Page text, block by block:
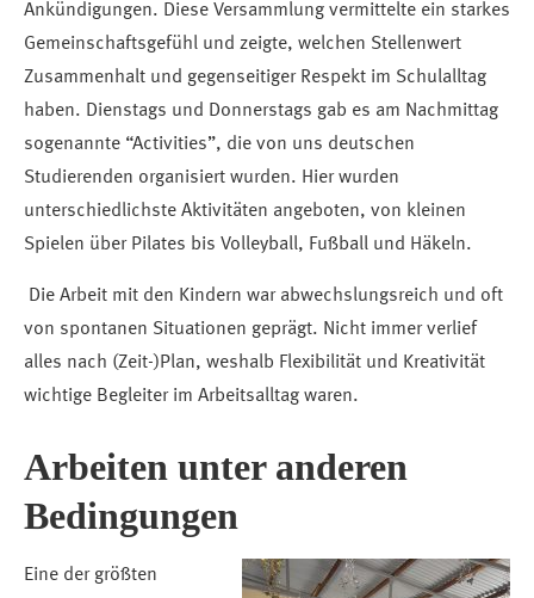
Ankündigungen. Diese Versammlung vermittelte ein starkes
Gemeinschaftsgefühl und zeigte, welchen Stellenwert
Zusammenhalt und gegenseitiger Respekt im Schulalltag
haben. Dienstags und Donnerstags gab es am Nachmittag
sogenannte “Activities”, die von uns deutschen
Studierenden organisiert wurden. Hier wurden
unterschiedlichste Aktivitäten angeboten, von kleinen
Spielen über Pilates bis Volleyball, Fußball und Häkeln.
Die Arbeit mit den Kindern war abwechslungsreich und oft
von spontanen Situationen geprägt. Nicht immer verlief
alles nach (Zeit-)Plan, weshalb Flexibilität und Kreativität
wichtige Begleiter im Arbeitsalltag waren.
Arbeiten unter anderen
Bedingungen
Eine der größten